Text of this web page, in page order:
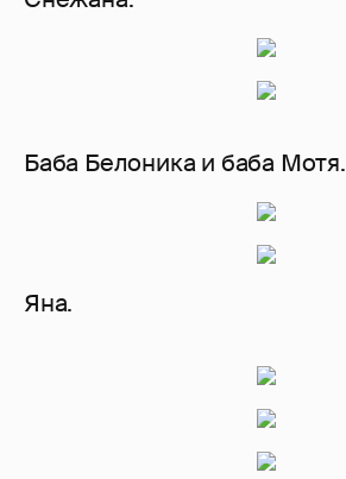
Баба Белоника и баба Мотя.
Яна.